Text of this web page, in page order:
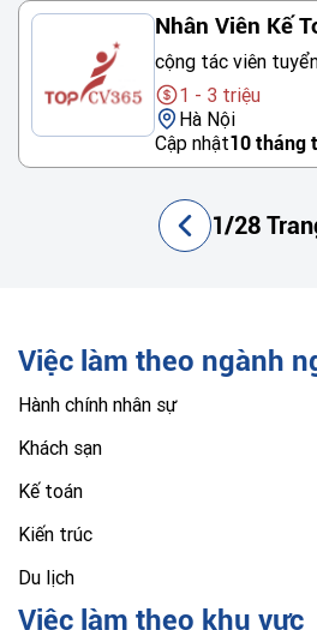
Nhân Viên Kế
cộng tác viên
1 - 3 triệu
Hà Nội
Cập nhật10 tháng
1/28
Việc làm theo ngành
Hành chính nhân sự
Khách sạn
Kế toán
Kiến trúc
Du lịch
Việc làm theo khu vực